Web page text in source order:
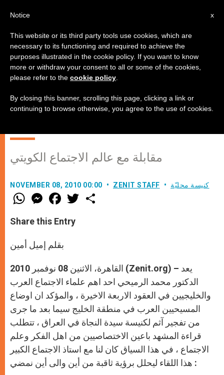
الدكتور محمد الرميحي: "استنزاف
المسيحيين العرب من ارضهم خسارة
كبرى على الحضارة العربية الاسلامية
مقابلة مع عالم الاجتماع الكويتي
NOVEMBER 08, 2010 00:00 ZENIT STAFF كنيسة محليّة
W
h
t
s
p
M
e
s
e
g
e
F
a
e
b
k
w
Share this Entry
بقلم إميل أمين
القاهرة، الاثنين 08 نوفمبر 2010 (Zenit.org) – يعد
الدكتور محمد الرميحي احد اهم علماء الاجتماع العرب
والخليجيين في العقود الاربعة الاخيرة ، والمؤكد ان اوضاع
المسيحيين العرب في منطقة الخليج سيما بعد ما جرى
من تفجير آثم لكنيسة سيدة النجاة في العراق ، تتطلب
قراءة المشهد باعين الاختصاصيين من اهل الفكر وعلم
الاجتماع ، في هذا السياق كان لنا مع استاذ الاجتماع الكبير
هذا اللقاء ليحلل برؤية ثاقبة من أين والى أين نمضي :
x
Notice
This website or its third party tools use cookies, which are
necessary to its functioning and required to achieve the
purposes illustrated in the cookie policy. If you want to know
more or withdraw your consent to all or some of the cookies,
please refer to the cookie policy
By closing this banner, scrolling this page, clicking a link or
continuing to browse otherwise, you agree to the use of cookies.